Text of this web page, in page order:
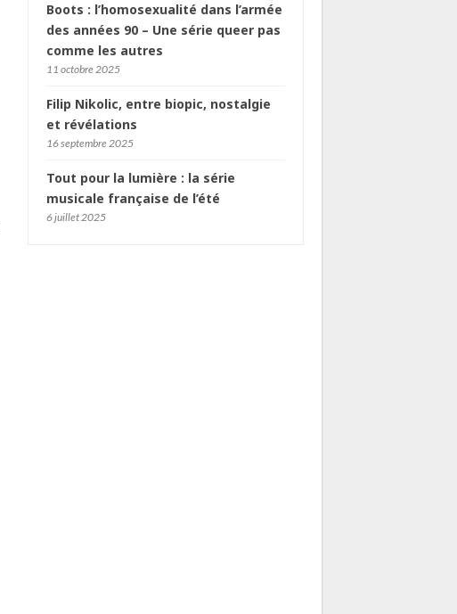
Boots : l’homosexualité dans l’armée
des années 90 – Une série queer pas
comme les autres
11 octobre 2025
Filip Nikolic, entre biopic, nostalgie
et révélations
16 septembre 2025
Tout pour la lumière : la série
musicale française de l’été
6 juillet 2025